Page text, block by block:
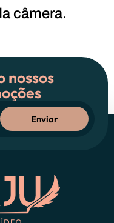
câmera.
nossos
Enviar